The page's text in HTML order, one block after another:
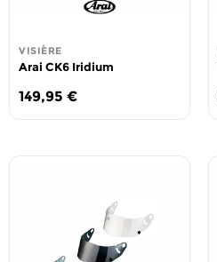
VISIÈRE
Arai CK6 Iridium
149,95 €